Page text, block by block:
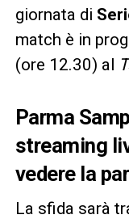
giornata di
match è in
(ore 12.30) al
Parma
streaming
vedere la
La sfida sarà